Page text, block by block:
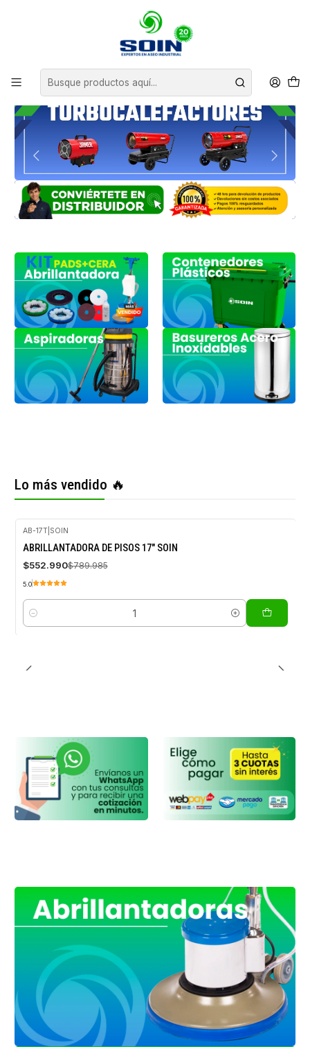
Lo más vendido 🔥
-30%
OFF
AB-17T| SOIN
ABRILLANTADORA DE PISOS 17" SOIN
$552.990$789.985
5.0
Cantidad